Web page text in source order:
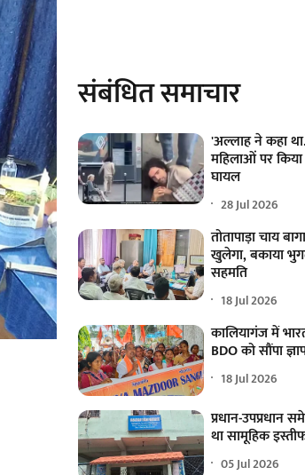
संबंधित समाचार
'अल्लाह ने कहा
महिलाओं पर किया
घायल
28 Jul 2026
तोतापाड़ा चाय
खुलेगा, बकाया
सहमति
18 Jul 2026
कालियागंज में
BDO को सौंपा
18 Jul 2026
प्रधान-उपप्रधान
था सामूहिक
05 Jul 2026